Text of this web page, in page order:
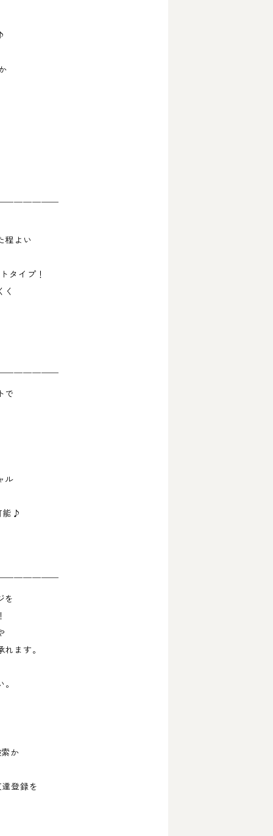
￣￣￣￣￣￣
程よい
タイプ！
く
￣￣￣￣￣￣
で
ル
能♪
￣￣￣￣￣￣
を
ます。
か
登録を